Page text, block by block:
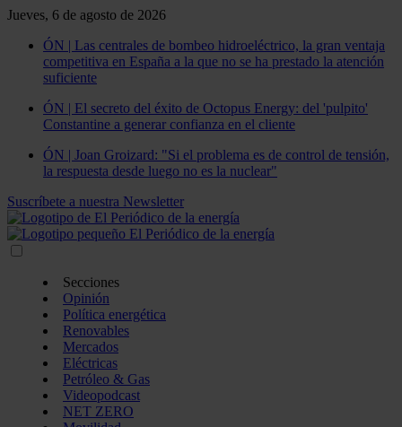
Jueves, 6 de agosto de 2026
ÓN | Las centrales de bombeo hidroeléctrico, la gran ventaja
competitiva en España a la que no se ha prestado la atención
suficiente
ÓN | El secreto del éxito de Octopus Energy: del 'pulpito'
Constantine a generar confianza en el cliente
ÓN | Joan Groizard: "Si el problema es de control de tensión,
la respuesta desde luego no es la nuclear"
Suscríbete a nuestra Newsletter
Secciones
Opinión
Política energética
Renovables
Mercados
Eléctricas
Petróleo & Gas
Videopodcast
NET ZERO